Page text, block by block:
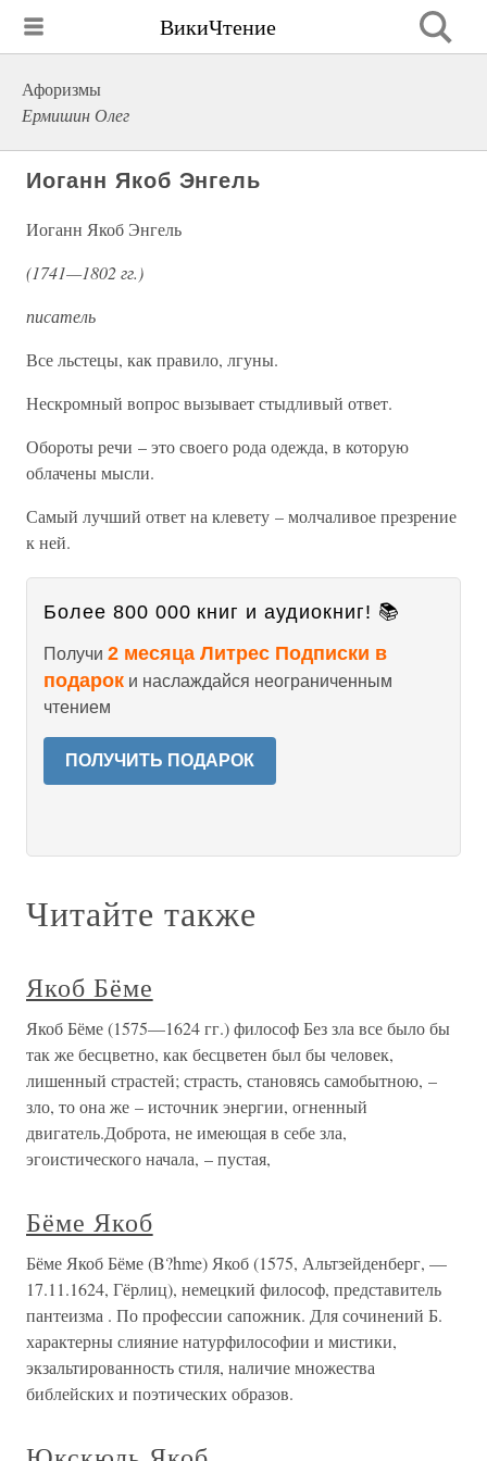
ВикиЧтение
Афоризмы
Ермишин Олег
Иоганн Якоб Энгель
Иоганн Якоб Энгель
(1741—1802 гг.)
писатель
Все льстецы, как правило, лгуны.
Нескромный вопрос вызывает стыдливый ответ.
Обороты речи – это своего рода одежда, в которую
облачены мысли.
Самый лучший ответ на клевету – молчаливое презрение
к ней.
Более 800 000 книг и аудиокниг! 📚
Получи 2 месяца Литрес Подписки в
подарок и наслаждайся неограниченным
чтением
ПОЛУЧИТЬ ПОДАРОК
Читайте также
Якоб Бёме
Якоб Бёме (1575—1624 гг.) философ Без зла все было бы
так же бесцветно, как бесцветен был бы человек,
лишенный страстей; страсть, становясь самобытною, –
зло, то она же – источник энергии, огненный
двигатель.Доброта, не имеющая в себе зла,
эгоистического начала, – пустая,
Бёме Якоб
Бёме Якоб Бёме (B?hme) Якоб (1575, Альтзейденберг, —
17.11.1624, Гёрлиц), немецкий философ, представитель
пантеизма . По профессии сапожник. Для сочинений Б.
характерны слияние натурфилософии и мистики,
экзальтированность стиля, наличие множества
библейских и поэтических образов.